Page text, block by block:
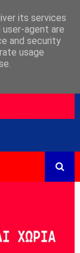
its services
user-agent are
and security
usage